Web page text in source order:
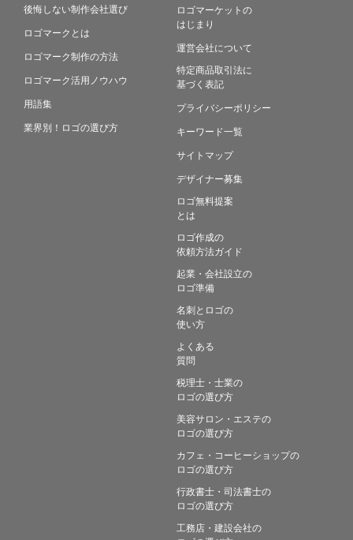
後悔しない制作会社選び
ロゴマークとは
ロゴマーク制作の方法
ロゴマーク活用ノウハウ
用語集
業界別！ロゴの選び方
ロゴマーケットの
はじまり
運営会社について
特定商品取引法に
基づく表記
プライバシーポリシー
キーワード一覧
サイトマップ
デザイナー募集
ロゴ無料提案
とは
ロゴ作成の
依頼方法ガイド
起業・会社設立の
ロゴ準備
名刺とロゴの
使い方
よくある
質問
税理士・士業の
ロゴの選び方
美容サロン・エステの
ロゴの選び方
カフェ・コーヒーショップの
ロゴの選び方
行政書士・司法書士の
ロゴの選び方
工務店・建設会社の